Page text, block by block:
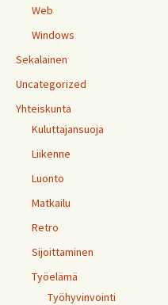
Web
Windows
Sekalainen
Uncategorized
Yhteiskunta
Kuluttajansuoja
Liikenne
Luonto
Matkailu
Retro
Sijoittaminen
Työelämä
Työhyvinvointi